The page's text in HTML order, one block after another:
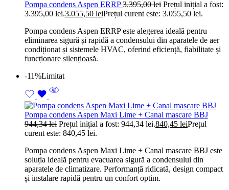
Pompa condens Aspen ERRP3.395,00lei Prețul inițial a fost:
3.395,00 lei.3.055,50 leiPrețul curent este: 3.055,50 lei.
Pompa condens Aspen ERRP este alegerea ideală pentru
eliminarea sigură și rapidă a condensului din aparatele de aer
condiționat și sistemele HVAC, oferind eficiență, fiabilitate și
funcționare silențioasă.
-11%Limitat
Pompa condens Aspen Maxi Lime + Canal mascare BBJ
944,34lei Prețul inițial a fost: 944,34 lei.840,45 leiPrețul
curent este: 840,45 lei.
Pompa condens Aspen Maxi Lime + Canal mascare BBJ este
soluția ideală pentru evacuarea sigură a condensului din
aparatele de climatizare. Performanță ridicată, design compact
și instalare rapidă pentru un confort optim.